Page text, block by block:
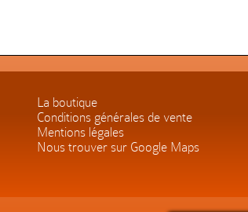
La boutique
Conditions générales de vente
Mentions légales
Nous trouver sur Google Maps